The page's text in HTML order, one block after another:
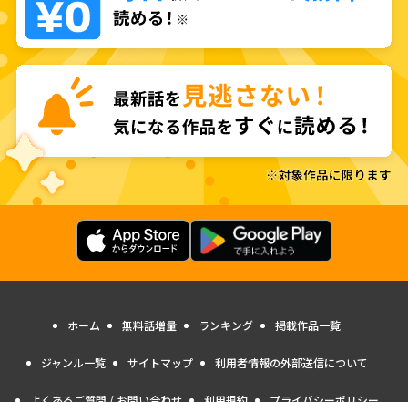
ホーム 無料話増量 ランキング 掲載作品一覧
ジャンル一覧 サイトマップ 利用者情報の外部送信について